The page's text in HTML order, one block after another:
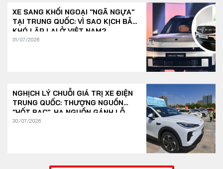
XE SANG KHỐI NGOẠI "NGÃ NGỰA"
TẠI TRUNG QUỐC: VÌ SAO KỊCH BẢN
KHÓ LẶP LẠI Ở VIỆT NAM?
31/07/2026
NGHỊCH LÝ CHUỖI GIÁ TRỊ XE ĐIỆN
TRUNG QUỐC: THƯỢNG NGUỒN
"HỐT BẠC", HẠ NGUỒN GÁNH LỖ
30/07/2026